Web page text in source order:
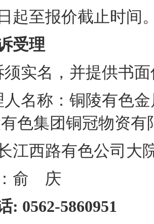
起至报价截止时间
受理
须实名，并提供书
人名称：铜陵有色
色集团铜冠物资有
江西路有色公司大
俞 庆
: 0562-5860951